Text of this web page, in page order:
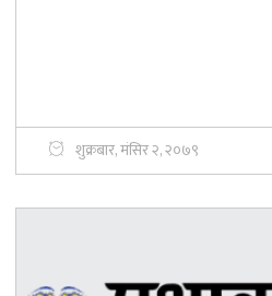
शुक्रबार, मंसिर २, २०७९